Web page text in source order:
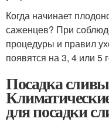
Когда начинает
саженцев? При
процедуры и правил
появятся на 3, 4 или 5
Посадка
для посадки